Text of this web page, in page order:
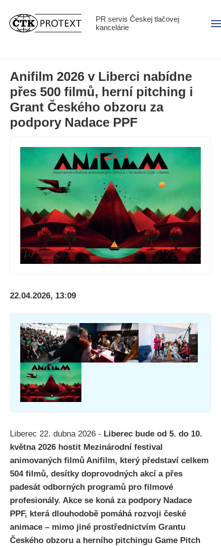
PR servis Českej tlačovej
kancelárie
Anifilm 2026 v Liberci nabídne
přes 500 filmů, herní pitching i
Grant Českého obzoru za
podpory Nadace PPF
22.04.2026, 13:09
Liberec 22. dubna 2026 - Liberec bude od 5. do 10.
května 2026 hostit Mezinárodní festival
animovaných filmů Anifilm, který představí celkem
504 filmů, desítky doprovodných akcí a přes
padesát odborných programů pro filmové
profesionály. Akce se koná za podpory Nadace
PPF, která dlouhodobě pomáhá rozvoji české
animace – mimo jiné prostřednictvím Grantu
Českého obzoru a herního pitchingu Game Pitch